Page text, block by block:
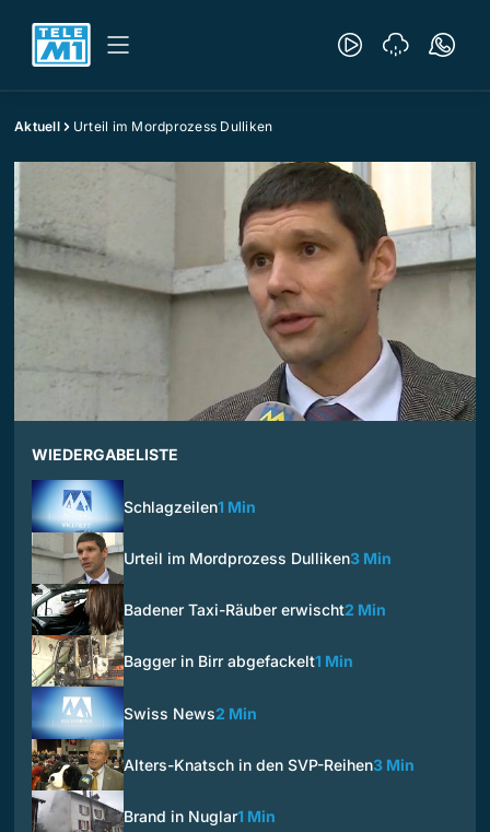
Aktuell Urteil im Mordprozess Dulliken
WIEDERGABELISTE
Schlagzeilen1 Min
Urteil im Mordprozess Dulliken3 Min
Badener Taxi-Räuber erwischt2 Min
Bagger in Birr abgefackelt1 Min
Swiss News2 Min
Alters-Knatsch in den SVP-Reihen3 Min
Brand in Nuglar1 Min